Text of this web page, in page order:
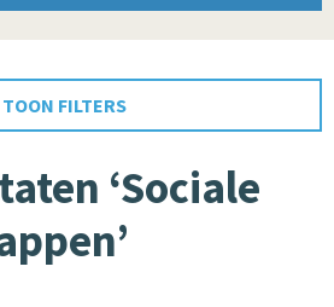
TOON FILTERS
‘Sociale